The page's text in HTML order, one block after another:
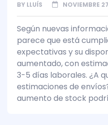
BY LLUÍS NOVIEMBRE
Según nuevas
parece que está
expectativas y su
aumentado, con
3-5 días laborales. ¿A
estimaciones de
aumento de stock